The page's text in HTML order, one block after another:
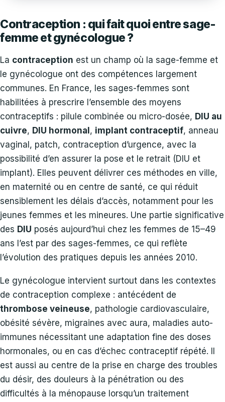
Contraception : qui fait quoi entre sage-
femme et gynécologue ?
La contraception est un champ où la sage-femme et
le gynécologue ont des compétences largement
communes. En France, les sages-femmes sont
habilitées à prescrire l’ensemble des moyens
contraceptifs : pilule combinée ou micro-dosée, DIU au
cuivre, DIU hormonal , implant contraceptif, anneau
vaginal, patch, contraception d’urgence, avec la
possibilité d’en assurer la pose et le retrait (DIU et
implant). Elles peuvent délivrer ces méthodes en ville,
en maternité ou en centre de santé, ce qui réduit
sensiblement les délais d’accès, notamment pour les
jeunes femmes et les mineures. Une partie significative
des DIU posés aujourd’hui chez les femmes de 15–49
ans l’est par des sages-femmes, ce qui reflète
l’évolution des pratiques depuis les années 2010.
Le gynécologue intervient surtout dans les contextes
de contraception complexe : antécédent de
thrombose veineuse, pathologie cardiovasculaire,
obésité sévère, migraines avec aura, maladies auto-
immunes nécessitant une adaptation fine des doses
hormonales, ou en cas d’échec contraceptif répété. Il
est aussi au centre de la prise en charge des troubles
du désir, des douleurs à la pénétration ou des
difficultés à la ménopause lorsqu’un traitement